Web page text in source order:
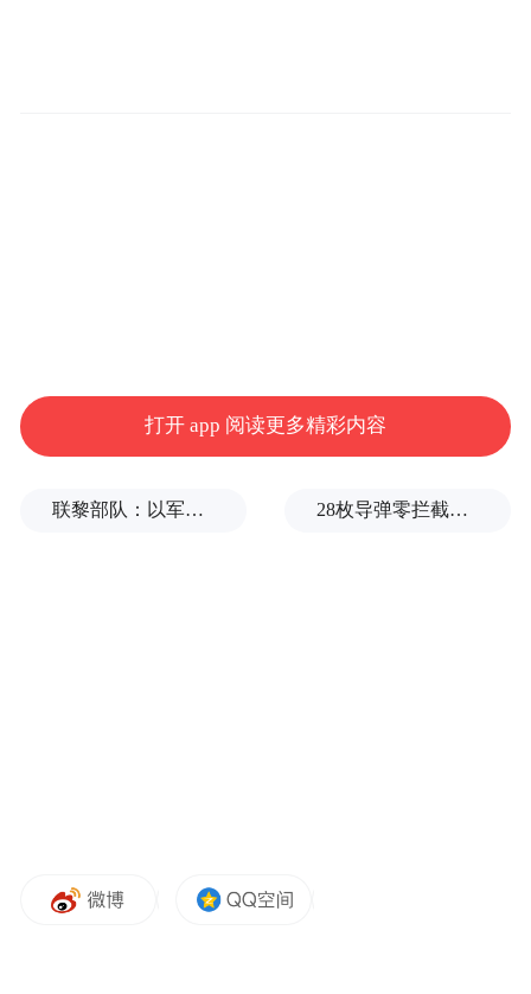
打开 app 阅读更多精彩内容
联黎部队：以军单日向黎发射113枚炮弹 28枚导弹零拦截！基辅防空失灵，西方靠不住了